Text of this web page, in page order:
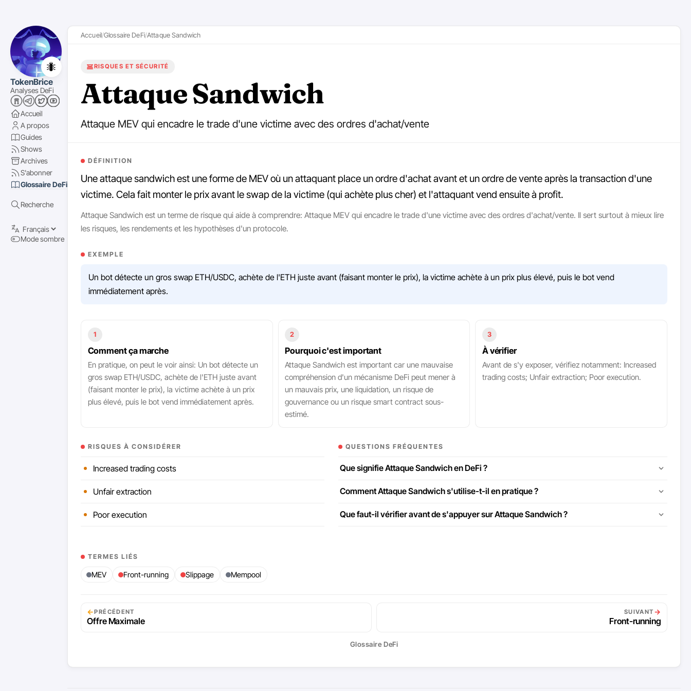
🐜
TokenBrice
Analyses DeFi
Accueil
A propos
Guides
Shows
Archives
S'abonner
Glossaire DeFi
Recherche
Mode sombre
Accueil Glossaire DeFi Attaque Sandwich
RISQUES ET SÉCURITÉ
Attaque Sandwich
Attaque MEV qui encadre le trade d'une victime avec des ordres d'achat/vente
DÉFINITION
Une attaque sandwich est une forme de MEV où un attaquant place un ordre d'achat avant et un ordre de vente après la transaction d'une
victime. Cela fait monter le prix avant le swap de la victime (qui achète plus cher) et l'attaquant vend ensuite à profit.
Attaque Sandwich est un terme de risque qui aide à comprendre: Attaque MEV qui encadre le trade d'une victime avec des ordres d'achat/vente. Il sert surtout à mieux lire
les risques, les rendements et les hypothèses d'un protocole.
EXEMPLE
Un bot détecte un gros swap ETH/USDC, achète de l'ETH juste avant (faisant monter le prix), la victime achète à un prix plus élevé, puis le bot vend
immédiatement après.
1
Comment ça marche
En pratique, on peut le voir ainsi: Un bot détecte un
gros swap ETH/USDC, achète de l'ETH juste avant
(faisant monter le prix), la victime achète à un prix
plus élevé, puis le bot vend immédiatement après.
2
Pourquoi c'est important
Attaque Sandwich est important car une mauvaise
compréhension d'un mécanisme DeFi peut mener à
un mauvais prix, une liquidation, un risque de
gouvernance ou un risque smart contract sous-
estimé.
3
À vérifier
Avant de s'y exposer, vérifiez notamment: Increased
trading costs; Unfair extraction; Poor execution.
RISQUES À CONSIDÉRER
Increased trading costs
Unfair extraction
Poor execution
QUESTIONS FRÉQUENTES
Que signifie Attaque Sandwich en DeFi ?
Comment Attaque Sandwich s'utilise-t-il en pratique ?
Que faut-il vérifier avant de s'appuyer sur Attaque Sandwich ?
TERMES LIÉS
MEV Front-running Slippage Mempool
←PRÉCÉDENT
Offre Maximale
SUIVANT →
Front-running
Glossaire DeFi